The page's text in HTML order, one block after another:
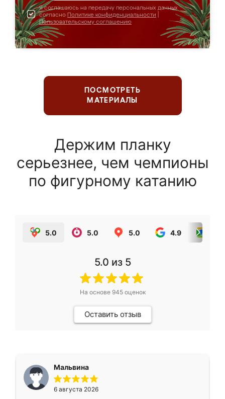
Я соглашаюсь на передачу персональных данных
согласно Политике конфиденциальности
Пользовательскому соглашению
ПОСМОТРЕТЬ
МАТЕРИАЛЫ
Держим планку
серьезнее, чем чемпионы
по фигурному катанию
5.0 5.0 5.0 4.9
5.0 из 5
На основе 945оценок
Оставить отзыв
Мальвина
6 августа 2026